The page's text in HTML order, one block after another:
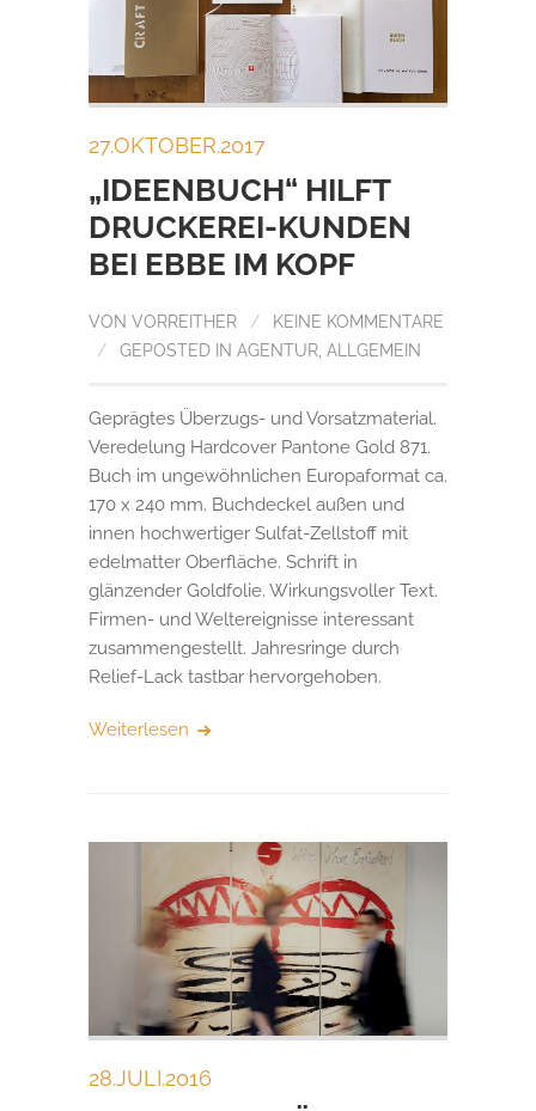
27.OKTOBER.2017
„IDEENBUCH“ HILFT
DRUCKEREI-KUNDEN
BEI EBBE IM KOPF
VON VORREITHER /
KEINE KOMMENTARE
/
GEPOSTED IN AGENTUR ALLGEMEIN
Geprägtes Überzugs- und Vorsatzmaterial.
Veredelung Hardcover Pantone Gold 871.
Buch im ungewöhnlichen Europaformat ca.
170 x 240 mm. Buchdeckel außen und
innen hochwertiger Sulfat-Zellstoff mit
edelmatter Oberfläche. Schrift in
glänzender Goldfolie. Wirkungsvoller Text.
Firmen- und Weltereignisse interessant
zusammengestellt. Jahresringe durch
Relief-Lack tastbar hervorgehoben.
Weiterlesen
28.JULI.2016